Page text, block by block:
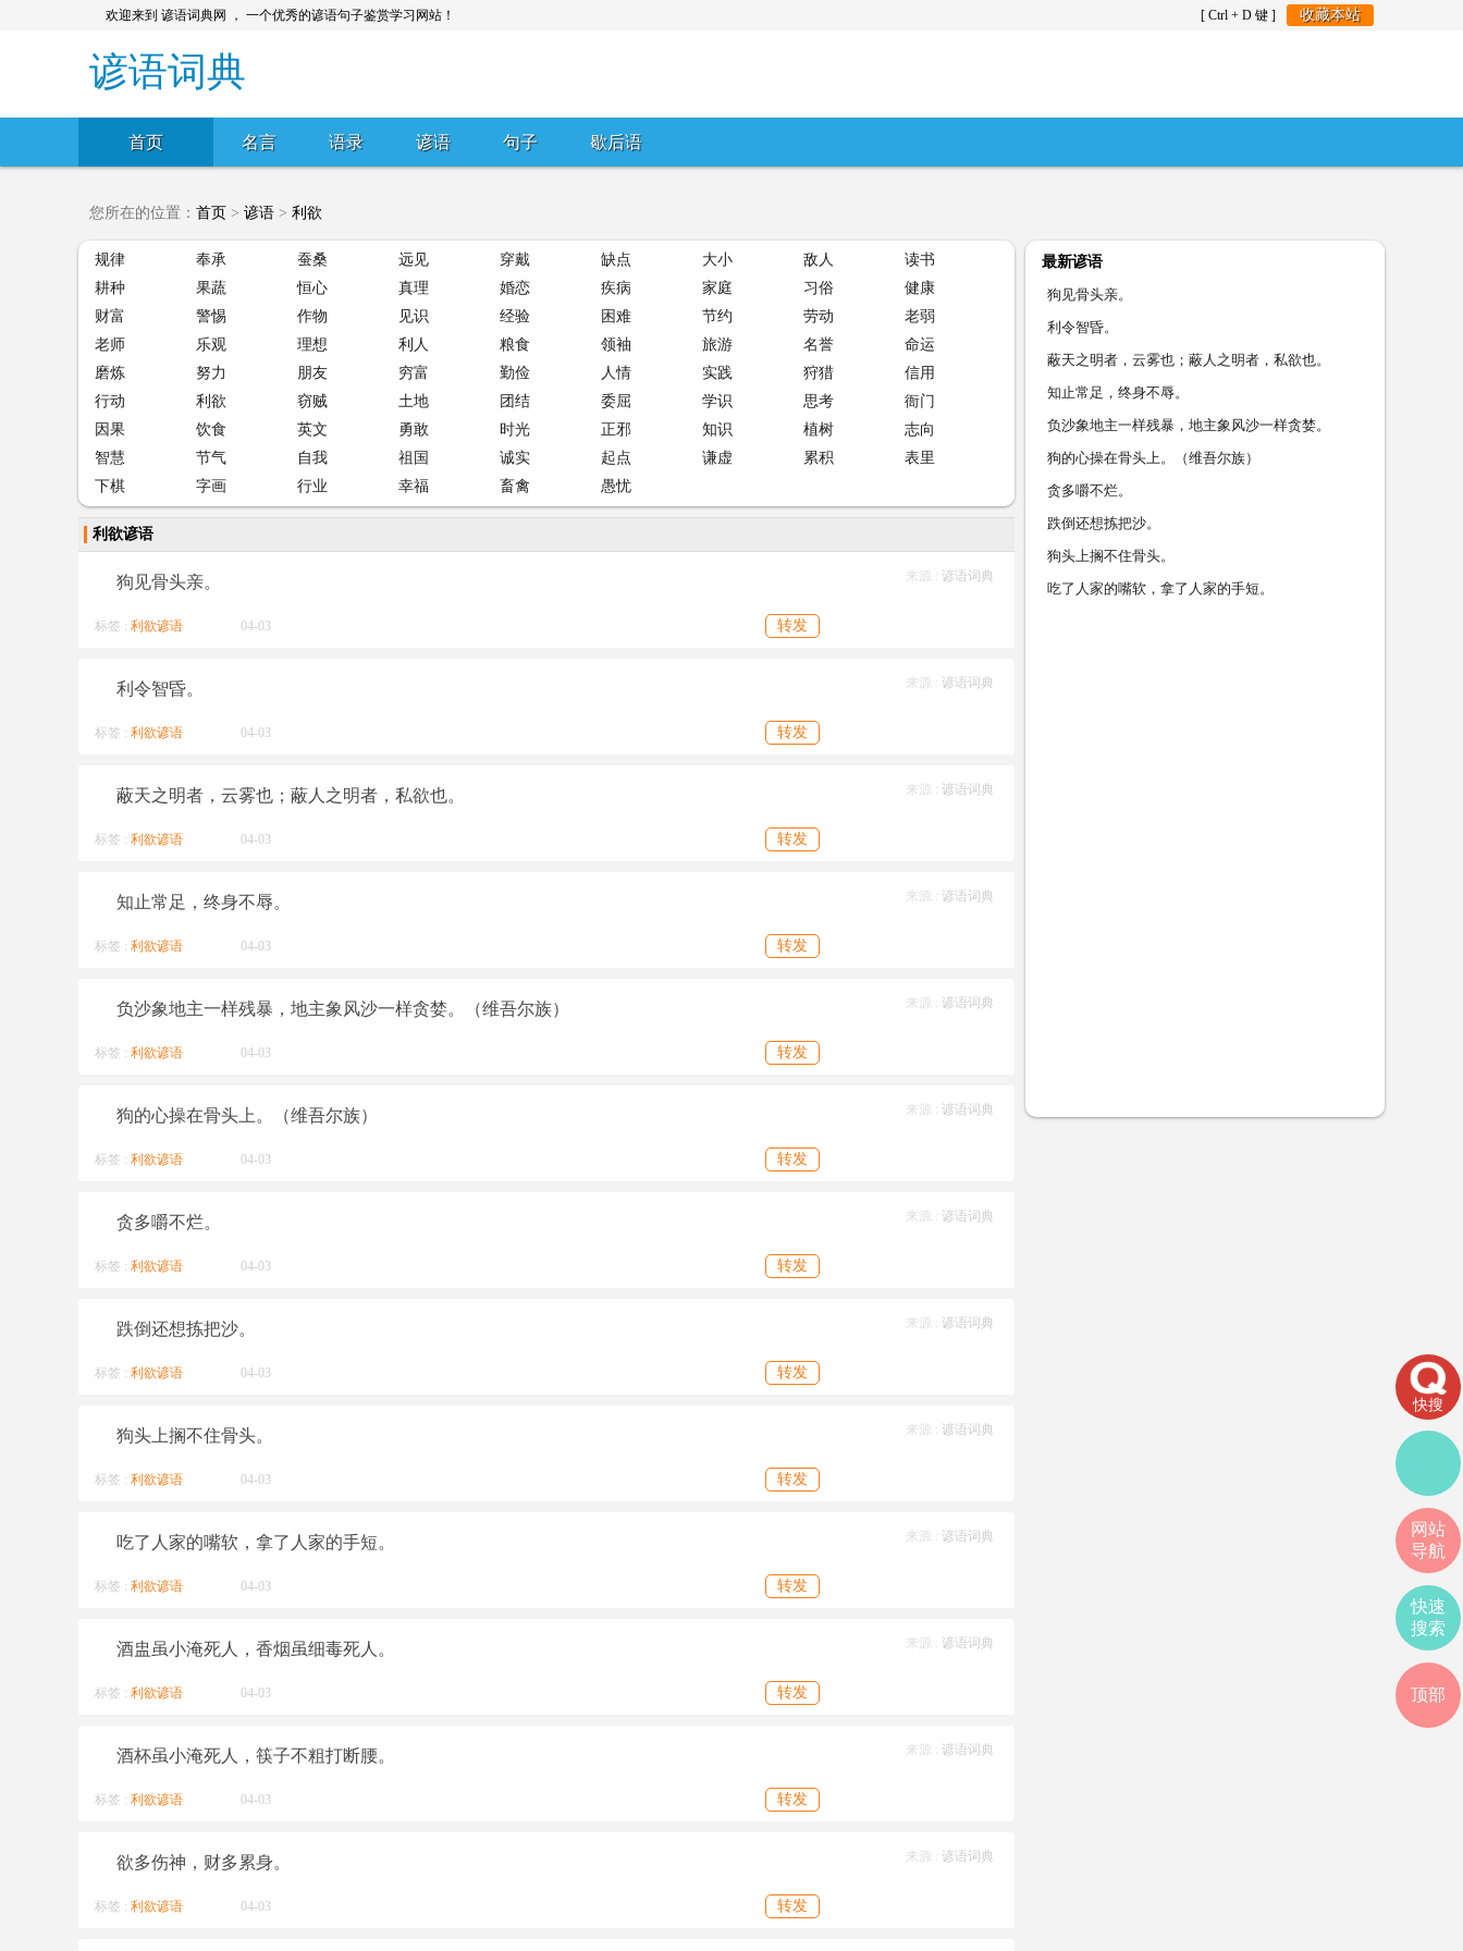
欢迎来到 谚语词典网 ， 一个优秀的谚语句子鉴赏学习网站！ [ Ctrl + D 键 ] 收藏本站
谚语词典
首页 名言 语录 谚语 句子 歇后语
您所在的位置： 首页 > 谚语 > 利欲
规律 奉承 蚕桑 远见 穿戴 缺点 大小 敌人
读书
耕种
果蔬 恒心 真理 婚恋 疾病 家庭 习俗
健康
财富
警惕 作物 见识 经验 困难 节约 劳动
老弱
老师
乐观 理想 利人 粮食 领袖 旅游 名誉
命运
磨炼
努力 朋友 穷富 勤俭 人情 实践 狩猎
信用
行动
利欲 窃贼 土地 团结 委屈 学识 思考
衙门
因果
饮食 英文 勇敢 时光 正邪 知识 植树
志向
智慧
节气 自我 祖国 诚实 起点 谦虚 累积
表里
下棋
字画 行业 幸福 畜禽 愚忧
利欲谚语
狗见骨头亲。
标签 : 利欲谚语 04-03 转发
来源 : 谚语词典
利令智昏。
标签 : 利欲谚语 04-03 转发
来源 : 谚语词典
蔽天之明者，云雾也；蔽人之明者，私欲也。
标签 : 利欲谚语 04-03 转发
来源 : 谚语词典
知止常足，终身不辱。
标签 : 利欲谚语 04-03 转发
来源 : 谚语词典
负沙象地主一样残暴，地主象风沙一样贪婪。（维吾尔族）
标签 : 利欲谚语 04-03 转发
来源 : 谚语词典
狗的心操在骨头上。（维吾尔族）
标签 : 利欲谚语 04-03 转发
来源 : 谚语词典
贪多嚼不烂。
标签 : 利欲谚语 04-03 转发
来源 : 谚语词典
跌倒还想拣把沙。
标签 : 利欲谚语 04-03 转发
来源 : 谚语词典
狗头上搁不住骨头。
标签 : 利欲谚语 04-03 转发
来源 : 谚语词典
吃了人家的嘴软，拿了人家的手短。
标签 : 利欲谚语 04-03 转发
来源 : 谚语词典
酒盅虽小淹死人，香烟虽细毒死人。
标签 : 利欲谚语 04-03 转发
来源 : 谚语词典
酒杯虽小淹死人，筷子不粗打断腰。
标签 : 利欲谚语 04-03 转发
来源 : 谚语词典
欲多伤神，财多累身。
标签 : 利欲谚语 04-03 转发
来源 : 谚语词典
最新谚语
狗见骨头亲。
利令智昏。
蔽天之明者，云雾也；蔽人之明者，私欲也。
知止常足，终身不辱。
负沙象地主一样残暴，地主象风沙一样贪婪。
狗的心操在骨头上。（维吾尔族）
贪多嚼不烂。
跌倒还想拣把沙。
狗头上搁不住骨头。
吃了人家的嘴软，拿了人家的手短。
快搜
网站
导航
快速
搜索
顶部